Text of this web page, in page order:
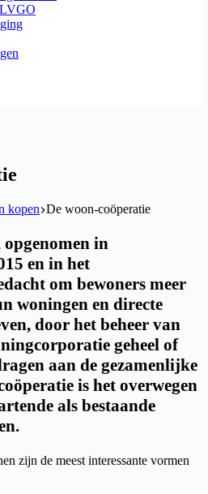
kopen De woon-coöperatie
opgenomen in
en in het
om bewoners meer
woningen en directe
door het beheer van
geheel of
aan de gezamenlijke
is het overwegen
als bestaande
zijn de meest interessante vormen